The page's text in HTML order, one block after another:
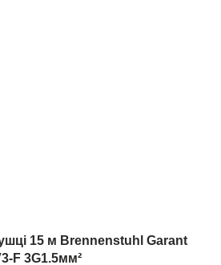
15 м Brennenstuhl Garant
F 3G1.5мм²